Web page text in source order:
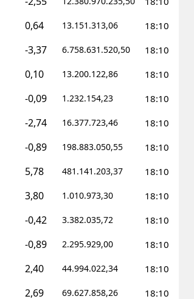
0,64 13.151.313,06 18:10
-3,37 6.758.631.520,50 18:10
0,10 13.200.122,86 18:10
-0,09 1.232.154,23 18:10
-2,74 16.377.723,46 18:10
-0,89 198.883.050,55 18:10
5,78 481.141.203,37 18:10
3,80 1.010.973,30 18:10
-0,42 3.382.035,72 18:10
-0,89 2.295.929,00 18:10
2,40 44.994.022,34 18:10
2,69 69.627.858,26 18:10